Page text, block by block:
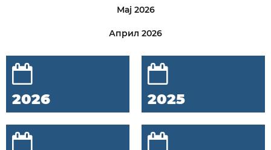
Мај 2026
Април 2026
2026 2025